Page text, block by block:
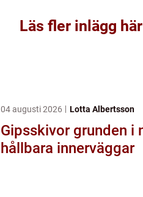
Läs fler inlägg här
04 augusti 2026 Lotta Albertsson
Gipsskivor grunden i moderna,
hållbara innerväggar